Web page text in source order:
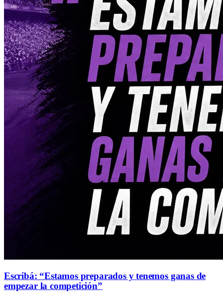
Escribá: “Estamos preparados y tenemos ganas de
empezar la competición”